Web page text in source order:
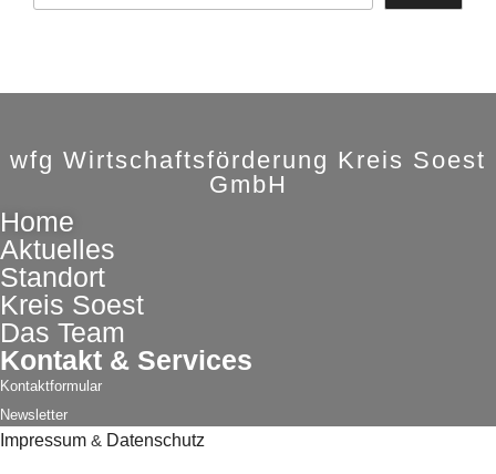
wfg Wirtschaftsförderung Kreis Soest
GmbH
Home
Aktuelles
Standort
Kreis Soest
Das Team
Kontakt & Services
Kontaktformular
Newsletter
Impressum & Datenschutz